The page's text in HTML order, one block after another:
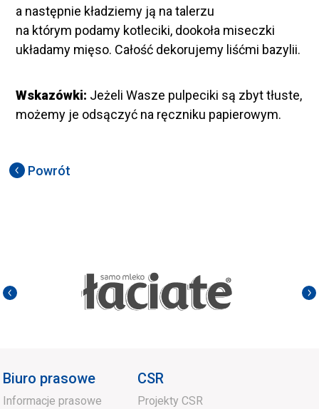
a następnie kładziemy ją na talerzu
na którym podamy kotleciki, dookoła miseczki
układamy mięso. Całość dekorujemy liśćmi bazylii.
Wskazówki: Jeżeli Wasze pulpeciki są zbyt tłuste,
możemy je odsączyć na ręczniku papierowym.
Powrót
Biuro prasowe
Informacje prasowe
CSR
Projekty CSR